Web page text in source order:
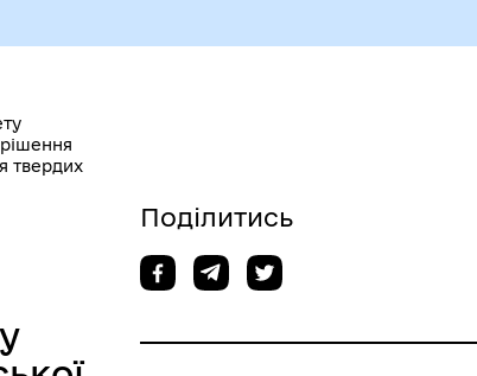
рішення
твердих
Поділитись